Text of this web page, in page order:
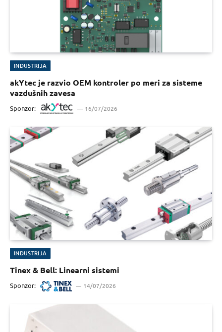
INDUSTRIJA
akYtec je razvio OEM kontroler po meri za sisteme
vazdušnih zavesa
Sponzor: 16/07/2026
INDUSTRIJA
Tinex & Bell: Linearni sistemi
Sponzor: 14/07/2026